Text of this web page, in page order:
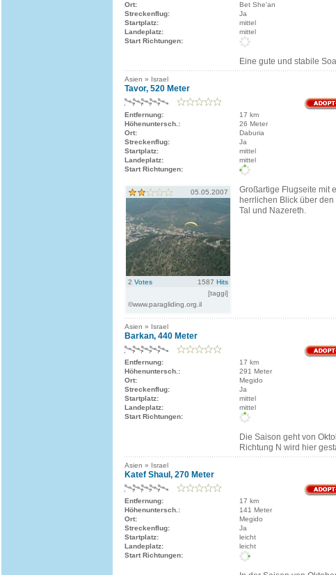
Ort:
Bet She'an
Streckenflug:
Ja
Startplatz:
mittel
Landeplatz:
mittel
Start Richtungen:
Eine gute und stabile
Asien » Israel
Tavor, 520 Meter
Entfernung:
17 km
Höhenuntersch.:
26 Meter
Ort:
Daburia
Streckenflug:
Ja
Startplatz:
mittel
Landeplatz:
mittel
Start Richtungen:
05.05.2007
2 Votes 1587 Hits
[taggi]
©www.paragliding.org.il
Großartige Flugseite mit
herrlichen Blick über den
Tal und Nazereth.
Asien » Israel
Barkan, 440 Meter
Entfernung:
17 km
Höhenuntersch.:
291 Meter
Ort:
Megido
Streckenflug:
Ja
Startplatz:
mittel
Landeplatz:
mittel
Start Richtungen:
Die Saison geht von
Richtung N wird hier
Asien » Israel
Katef Shaul, 270 Meter
Entfernung:
17 km
Höhenuntersch.:
141 Meter
Ort:
Megido
Streckenflug:
Ja
Startplatz:
leicht
Landeplatz:
leicht
Start Richtungen: